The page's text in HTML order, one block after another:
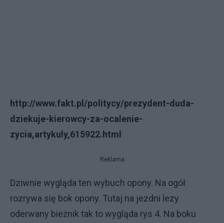
http://www.fakt.pl/politycy/prezydent-duda-
dziekuje-kierowcy-za-ocalenie-
zycia,artykuly,615922.html
Reklama
Dziwnie wygląda ten wybuch opony. Na ogół
rozrywa się bok opony. Tutaj na jezdni lezy
oderwany bieżnik tak to wygląda rys 4. Na boku